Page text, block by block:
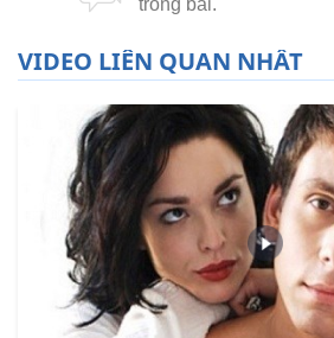
VIDEO LIÊN QUAN NHẤT